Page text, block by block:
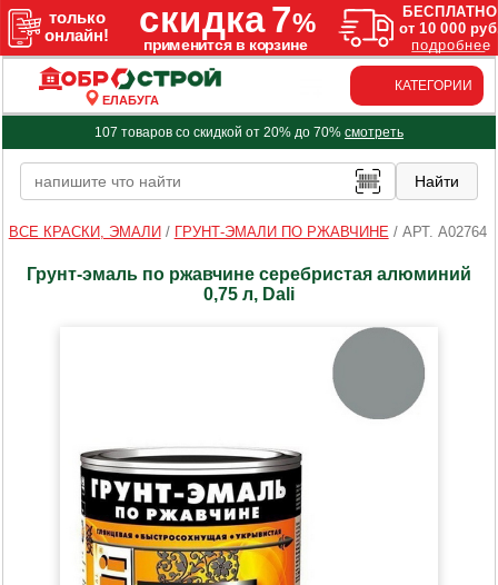
ЕЛАБУГА
КАТЕГОРИИ
107 товаров со скидкой от 20% до 70% смотреть
ВСЕ КРАСКИ, ЭМАЛИ / ГРУНТ-ЭМАЛИ ПО РЖАВЧИНЕ / АРТ. A02764
Грунт-эмаль по ржавчине серебристая алюминий
0,75 л, Dali